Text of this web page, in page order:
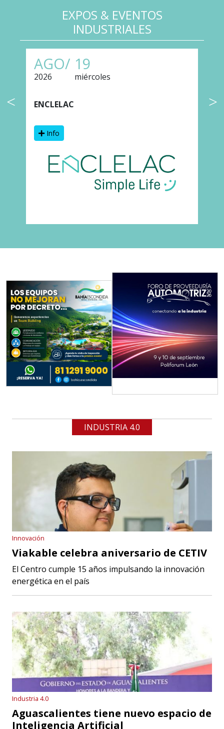
EXPOS & EVENTOS
INDUSTRIALES
AGO/
2026
19
miércoles
ENCLELAC
Info
INDUSTRIA 4.0
Innovación
Viakable celebra aniversario de CETIV
El Centro cumple 15 años impulsando la innovación
energética en el país
Industria 4.0
Aguascalientes tiene nuevo espacio de
Inteligencia Artificial